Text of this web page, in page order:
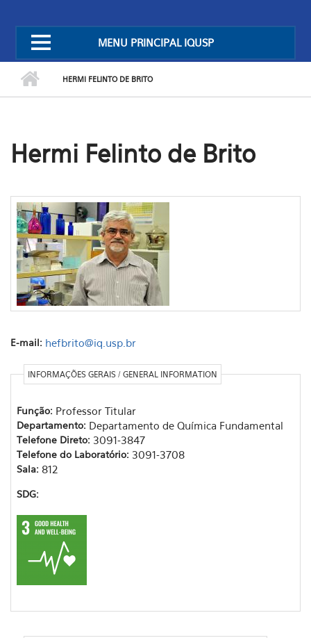
MENU PRINCIPAL IQUSP
HERMI FELINTO DE BRITO
Hermi Felinto de Brito
E-mail: hefbrito@iq.usp.br
INFORMAÇÕES GERAIS / GENERAL INFORMATION
Função: Professor Titular
Departamento: Departamento de Química Fundamental
Telefone Direto: 3091-3847
Telefone do Laboratório: 3091-3708
Sala: 812
SDG: